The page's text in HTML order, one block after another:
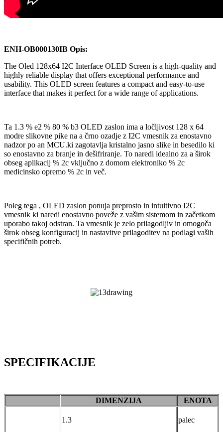
ENH-OB000130IB Opis:
The Oled 128x64 I2C Interface OLED Screen is a high-quality and
highly reliable display that offers exceptional performance and
usability. This OLED screen features a compact and easy-to-use
interface that makes it perfect for a wide range of applications.
Ta 1.3 % e2 % 80 % b3 OLED zaslon ima a ločljivost 128 x 64
modre slikovne pike na a črno ozadje z I2C vmesnik za enostavno
nadzor po an MCU.ki zagotavlja kristalno jasno slike in besedilo ki
so enostavno za branje in dešifriranje. To naredi idealno za a širok
obseg aplikacij % 2c vključno z domom elektroniko % 2c
medicinsko opremo % 2c in več.
Poleg tega , OLED zaslon ponuja preprosto in intuitivno I2C
vmesnik ki naredi enostavno poveže z vašim sistemom in začetkom
uporabo takoj odstran. Ta vmesnik je zelo prilagodljiv in omogoča
širok obseg konfiguracij in nastavitve prilagoditev na podlagi vaših
specifičnih potreb.
SPECIFIKACIJE
DIMENZIJA ENOTA
1.3 palec